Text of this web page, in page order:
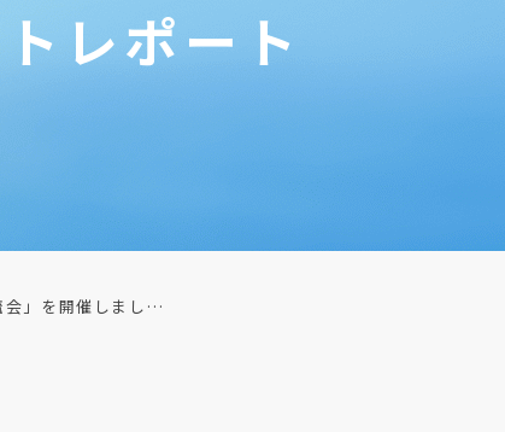
レポート
会」を開催しまし…